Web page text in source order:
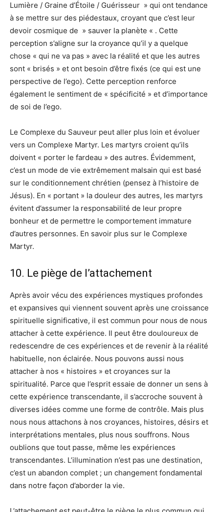
Lumière / Graine d’Étoile / Guérisseur » qui ont tendance
à se mettre sur des piédestaux, croyant que c’est leur
devoir cosmique de » sauver la planète « . Cette
perception s’aligne sur la croyance qu’il y a quelque
chose « qui ne va pas » avec la réalité et que les autres
sont « brisés » et ont besoin d’être fixés (ce qui est une
perspective de l’ego). Cette perception renforce
également le sentiment de « spécificité » et d’importance
de soi de l’ego.
Le Complexe du Sauveur peut aller plus loin et évoluer
vers un Complexe Martyr. Les martyrs croient qu’ils
doivent « porter le fardeau » des autres. Évidemment,
c’est un mode de vie extrêmement malsain qui est basé
sur le conditionnement chrétien (pensez à l’histoire de
Jésus). En « portant » la douleur des autres, les martyrs
évitent d’assumer la responsabilité de leur propre
bonheur et de permettre le comportement immature
d’autres personnes. En savoir plus sur le Complexe
Martyr.
10. Le piège de l’attachement
Après avoir vécu des expériences mystiques profondes
et expansives qui viennent souvent après une croissance
spirituelle significative, il est commun pour nous de nous
attacher à cette expérience. Il peut être douloureux de
redescendre de ces expériences et de revenir à la réalité
habituelle, non éclairée. Nous pouvons aussi nous
attacher à nos « histoires » et croyances sur la
spiritualité. Parce que l’esprit essaie de donner un sens à
cette expérience transcendante, il s’accroche souvent à
diverses idées comme une forme de contrôle. Mais plus
nous nous attachons à nos croyances, histoires, désirs et
interprétations mentales, plus nous souffrons. Nous
oublions que tout passe, même les expériences
transcendantes. L’illumination n’est pas une destination,
c’est un abandon complet ; un changement fondamental
dans notre façon d’aborder la vie.